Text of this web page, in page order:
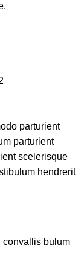
parturient
parturient
scelerisque
hendrerit
convallis bulum